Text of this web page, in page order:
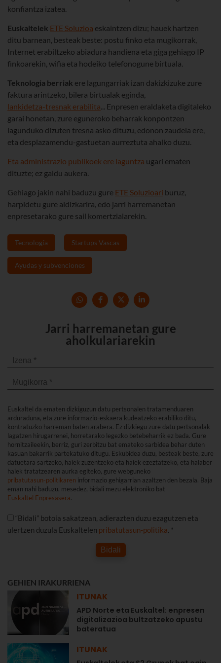
konfiantza izatea.
Euskaltelek ETE Soluzioa eskaintzen dizu; hauek hartzen
ditu barnean, besteak beste: postu finko eta mugikorrak,
Internet erabiltzeko abiadura handiena eta giga gehiago IP
finkoarekin, wifia eta hodeiko telefonogune birtuala.
Teknologia berriak ere lagungarriak izan dakizkizuke zure
faktura arintzeko, bilera birtualak eginda,
lankidetza-tresnak erabilita... Enpresen eraldaketa digitaleko
garai honetan, zure eguneroko beharrak konpontzen
lagunduko dizuten tresna asko dituzu, edonon zaudela ere,
eta desplazamendu-gastuetan aurreztuta ahalko duzu.
Eta administrazio publikoek ere laguntza ugari ematen
dituzte; ez galdu aukera.
Gehiago jakin nahi baduzu gure ETE Soluzioari buruz,
harpidetu gure aldizkarira, edo jarri harremanetan
enpresetarako gure sail komertzialarekin.
Tecnología Startups Vascas
Ayudas y subvenciones
Jarri harremanetan gure
aholkulariarekin
Euskaltel da ematen dizkiguzun datu pertsonalen tratamenduaren
arduraduna, eta zure informazio-eskaera kudeatzeko erabiliko ditu,
kontratuzko harreman baten arabera. Ez dizkiegu zure datu pertsonalak
lagatzen hirugarrenei, horretarako legezko betebeharrik ez bada. Gure
hornitzaileekin, berriz, guri zerbitzu bat emateko sarbidea behar duten
kasuan bakarrik partekatuko ditugu. Eskubidea duzu, besteak beste, zure
datuetara sartzeko, haiek zuzentzeko eta haiek ezeztatzeko, eta halaber
haiek tratatzearen aurka egiteko, gure webguneko
pribatutasun-politikaren informazio gehigarrian azaltzen den bezala. Baja
eman nahi baduzu, mesedez, bidali mezu elektroniko bat
Euskaltel Enpresasera.
“Bidali” botoia sakatzean, adierazten duzu ezagutzen eta
ulertzen duzula Euskaltelen pribatutasun-politika. *
Bidali
GEHIEN IRAKURRIENA
ITUNAK
APD Norte eta Euskaltel: enpresen
digitalizazioa bultzatzeko apustu
bateratua
ITUNAK